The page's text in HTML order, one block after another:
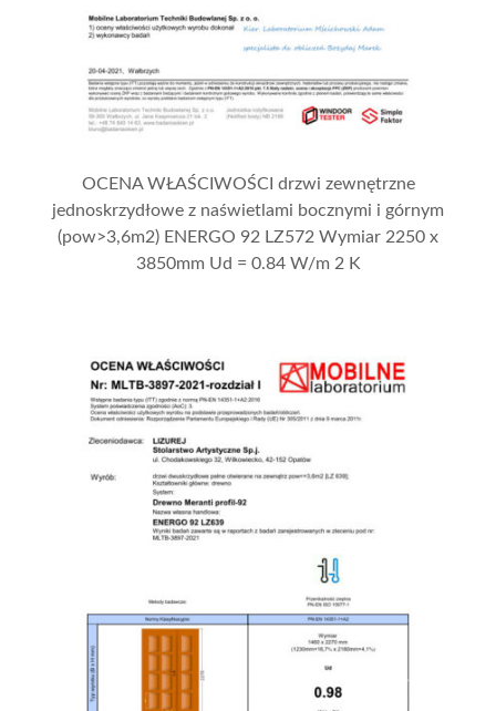
OCENA WŁAŚCIWOŚCI drzwi zewnętrzne
jednoskrzydłowe z naświetlami bocznymi i górnym
(pow>3,6m2) ENERGO 92 LZ572 Wymiar 2250 x
3850mm Ud = 0.84 W/m 2 K